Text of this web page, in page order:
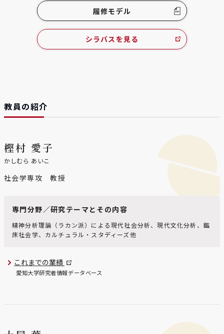
シラバスを見る
履修モデル
教員の紹介
樫村 愛子
かしむら あいこ
社会学専攻 教授
専門分野／研究テーマとその内容
精神分析理論（ラカン派）による現代社会分析、現代文化分析、臨
床社会学、カルチュラル・スタディーズ他
これまでの業績
愛知大学研究者情報データベース